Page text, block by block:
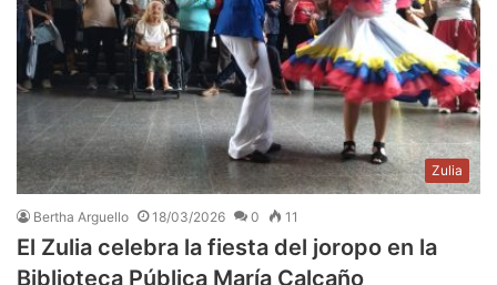
Zulia
Bertha Arguello 18/03/2026 0 11
El Zulia celebra la fiesta del joropo en la
Biblioteca Pública María Calcaño